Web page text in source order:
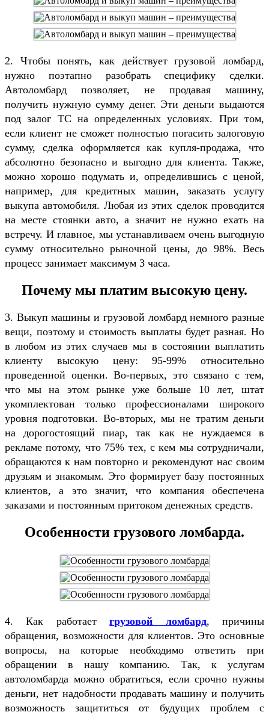
2. Чтобы понять, как действует грузовой ломбард,
нужно поэтапно разобрать специфику сделки.
Автоломбард позволяет, не продавая машину,
получить нужную сумму денег. Эти деньги выдаются
под залог ТС на определенных условиях. При том,
если клиент не сможет полностью погасить залоговую
сумму, сделка оформляется как купля-продажа, что
абсолютно безопасно и выгодно для клиента. Также,
можно хорошо подумать и, определившись с ценой,
например, для кредитных машин, заказать услугу
выкупа автомобиля. Любая из этих сделок проводится
на месте стоянки авто, а значит не нужно ехать на
встречу. И главное, мы устанавливаем очень выгодную
сумму относительно рыночной цены, до 98%. Весь
процесс занимает максимум 3 часа.
Почему мы платим высокую цену.
3. Выкуп машины и грузовой ломбард немного разные
вещи, поэтому и стоимость выплаты будет разная. Но
в любом из этих случаев мы в состоянии выплатить
клиенту высокую цену: 95-99% относительно
проведенной оценки. Во-первых, это связано с тем,
что мы на этом рынке уже больше 10 лет, штат
укомплектован только профессионалами широкого
уровня подготовки. Во-вторых, мы не тратим деньги
на дорогостоящий пиар, так как не нуждаемся в
рекламе потому, что 75% тех, с кем мы сотрудничали,
обращаются к нам повторно и рекомендуют нас своим
друзьям и знакомым. Это формирует базу постоянных
клиентов, а это значит, что компания обеспечена
заказами и постоянным притоком денежных средств.
Особенности грузового ломбарда.
4. Как работаетгрузовой ломбард, причины
обращения, возможности для клиентов. Это основные
вопросы, на которые необходимо ответить при
обращении в нашу компанию. Так, к услугам
автоломбарда можно обратиться, если срочно нужны
деньги, нет надобности продавать машину и получить
возможность защититься от будущих проблем с